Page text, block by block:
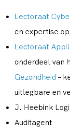
Lectoraat
en expertise
Lectoraat
onderdeel van
Gezondheid –
uitlegbare en
J. Heebink
Auditagent